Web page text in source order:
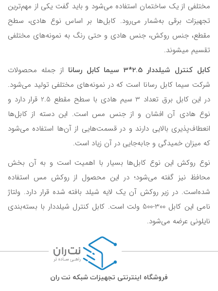
مختلفی از یک ساختمان استفاده می‌شود و باید گفت یکی از مهم‌ترین
تجهیزات برقی به‌شمار می‌رود. کابل‌ها بر اساس نوع هادی، سطح
مقطع، جنس روکش، جنس هادی و حتی رنگ به نمونه‌های مختلفی
تقسیم می‎شوند.
کابل کنترل شیلددار 2.5*3 سیما کابل رسانا
از جمله محصولات
شرکت سیما کابل رسانا است که در نمونه‌های مختلفی تولید می‌شود.
در این کابل برق تعداد 3 سیم هادی با سطح مقطع 2.5 قرار دارد و
نوع هادی آن افشان و از جنس مس است. این دسته از کابل‌ها
انعطاف‌پذیری بالایی دارند و در قسمت‌هایی از آن‌ها استفاده می‌شود
که میزان خمیدگی و جابه‌جایی در آن زیاد است.
نوع روکش این نوع کابل‌ها بسیار با اهمیت است و به آن بخش
محافظ نیز گفته می‌شود؛ در این محصول از روکش مس استفاده
شده‌است. در زیر روکش آن یک لایه شیلد بافته شده قرار دارد. ولتاژ
نامی این کابل 300-500 ولت است. کابل کنترل شیلددار با بسته‌بندی
نایلونی عرضه می‌شود.
فروشگاه اینترنتی تجهیزات شبکه نت ران